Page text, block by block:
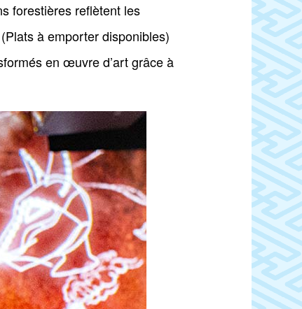
forestières reflètent les
à emporter disponibles)
en œuvre d’art grâce à